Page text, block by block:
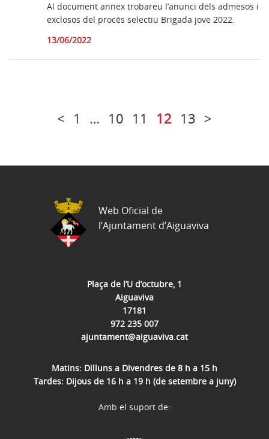
Al document annex trobareu l’anunci dels admesos i
exclosos del procés selectiu Brigada jove 2022.
13/06/2022
< 1 … 10 11 12 13 >
Plaça de l’U d’octubre, 1
Aiguaviva
17181
972 235 007
ajuntament@aiguaviva.cat
Matins: Dilluns a Divendres de 8 h a 15 h
Tardes: Dijous de 16 h a 19 h (de setembre a juny)
Web Oficial de
l’Ajuntament d’Aiguaviva
Amb el suport de: